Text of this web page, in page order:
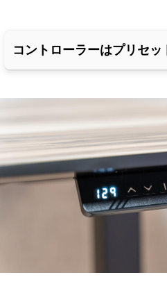
コントローラーはプリセ